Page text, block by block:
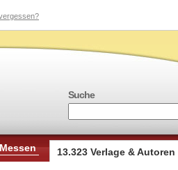
Suche
13.323 Verlage & Autoren